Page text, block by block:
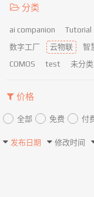
分类
ai companion Tutorial
数字工厂
云物联 智
COMOS
test 未分类
价格
全部 免费 付
发布日期 修改时间